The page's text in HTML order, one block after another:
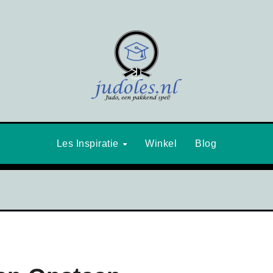
Les Inspiratie Winkel Blog